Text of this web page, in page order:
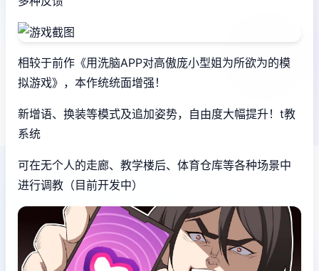
相较于前作《用洗脑APP对高傲庞小型姐为所欲为的模
拟游戏》，本作统统面增强！
新增语、换装等模式及追加姿势，自由度大幅提升！t教
系统
可在无个人的走廊、教学楼后、体育仓库等各种场景中
进行调教（目前开发中）